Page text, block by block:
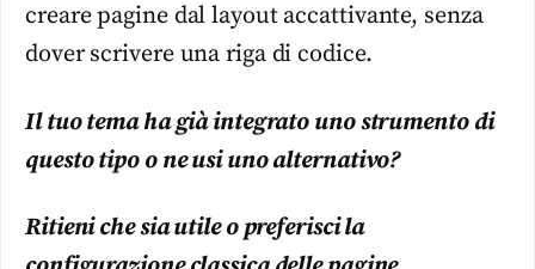
creare pagine dal layout accattivante, senza
dover scrivere una riga di codice.
Il tuo tema ha già integrato uno strumento di
questo tipo o ne usi uno alternativo?
Ritieni che sia utile o preferisci la